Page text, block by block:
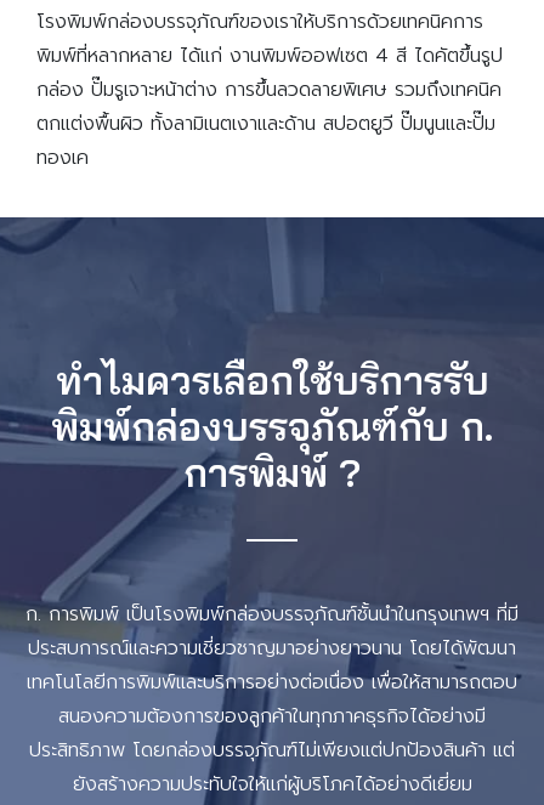
โรงพิมพ์กล่องบรรจุภัณฑ์ของเราให้บริการด้วยเทคนิคการ
พิมพ์ที่หลากหลาย ได้แก่ งานพิมพ์ออฟเซต 4 สี ไดคัตขึ้นรูป
กล่อง ปั๊มรูเจาะหน้าต่าง การขึ้นลวดลายพิเศษ รวมถึงเทคนิค
ตกแต่งพื้นผิว ทั้งลามิเนตเงาและด้าน สปอตยูวี ปั๊มนูนและปั๊ม
ทองเค
ทำไมควรเลือกใช้บริการรับ
พิมพ์กล่องบรรจุภัณฑ์กับ ก.
การพิมพ์ ?
ก. การพิมพ์ เป็นโรงพิมพ์กล่องบรรจุภัณฑ์ชั้นนำในกรุงเทพฯ ที่มี
ประสบการณ์และความเชี่ยวชาญมาอย่างยาวนาน โดยได้พัฒนา
เทคโนโลยีการพิมพ์และบริการอย่างต่อเนื่อง เพื่อให้สามารถตอบ
สนองความต้องการของลูกค้าในทุกภาคธุรกิจได้อย่างมี
ประสิทธิภาพ โดยกล่องบรรจุภัณฑ์ไม่เพียงแต่ปกป้องสินค้า แต่
ยังสร้างความประทับใจให้แก่ผู้บริโภคได้อย่างดีเยี่ยม